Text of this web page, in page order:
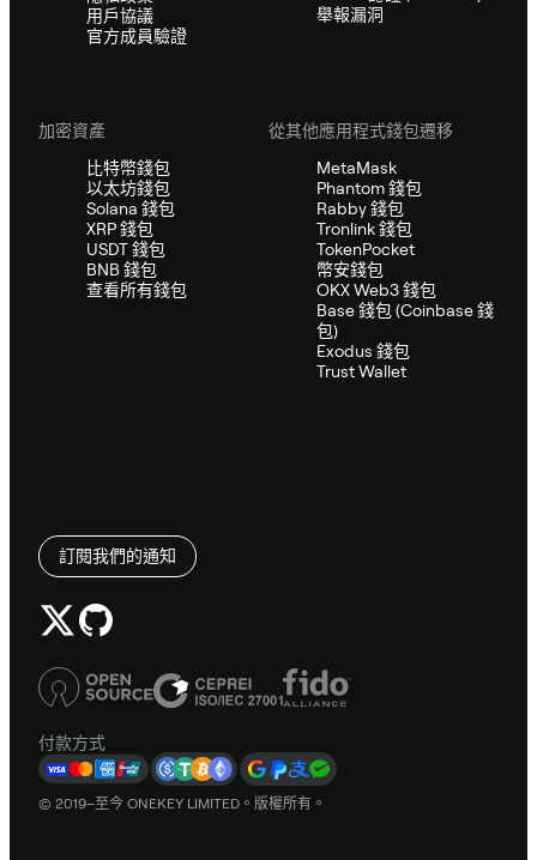
用戶協議
官方成員驗證
舉報漏洞
加密資產
比特幣錢包
以太坊錢包
Solana 錢包
XRP 錢包
USDT 錢包
BNB 錢包
查看所有錢包
從其他應用程式錢包遷移
MetaMask
Phantom 錢包
Rabby 錢包
Tronlink 錢包
TokenPocket
幣安錢包
OKX Web3 錢包
Base 錢包 (Coinbase 錢
包)
Exodus 錢包
Trust Wallet
訂閱我們的通知
付款方式
© 2019–至今 ONEKEY LIMITED。版權所有。